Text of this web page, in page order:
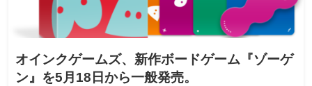
オインクゲームズ、新作ボードゲーム『ゾーゲ
ン』を5月18日から一般発売。